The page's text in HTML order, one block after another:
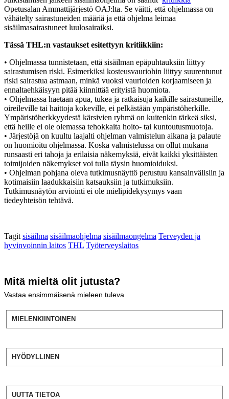
Opetusalan Ammattijärjestö OAJ:lta. Se väitti, että ohjelmassa on
vähätelty sairastuneiden määriä ja että ohjelma leimaa
sisäilmasairastuneet luulosairaiksi.
Tässä THL:n vastaukset esitettyyn kritiikkiin:
• Ohjelmassa tunnistetaan, että sisäilman epäpuhtauksiin liittyy
sairastumisen riski. Esimerkiksi kosteusvauriohin liittyy suurentunut
riski sairastua astmaan, minkä vuoksi vaurioiden korjaamiseen ja
ennaltaehkäisyyn pitää kiinnittää erityistä huomiota.
• Ohjelmassa haetaan apua, tukea ja ratkaisuja kaikille sairastuneille,
oireileville tai haittoja kokeville, ei pelkästään ympäristöherkille.
Ympäristöherkkyydestä kärsivien ryhmä on kuitenkin tärkeä siksi,
että heille ei ole olemassa tehokkaita hoito- tai kuntoutusmuotoja.
• Järjestöjä on kuultu laajalti ohjelman valmistelun aikana ja palaute
on huomioitu ohjelmassa. Koska valmistelussa on ollut mukana
runsaasti eri tahoja ja erilaisia näkemyksiä, eivät kaikki yksittäisten
toimijoiden näkemykset voi tulla täysin huomioiduksi.
• Ohjelman pohjana oleva tutkimusnäyttö perustuu kansainvälisiin ja
kotimaisiin laadukkaisiin katsauksiin ja tutkimuksiin.
Tutkimusnäytön arviointi ei ole mielipidekysymys vaan
tiedeyhteisön tehtävä.
Tagit sisäilma sisäilmaohjelma sisäilmaongelma Terveyden ja
hyvinvoinnin laitos THL Työterveyslaitos
Mitä mieltä olit jutusta?
Vastaa ensimmäisenä mieleen tuleva
MIELENKIINTOINEN
HYÖDYLLINEN
UUTTA TIETOA